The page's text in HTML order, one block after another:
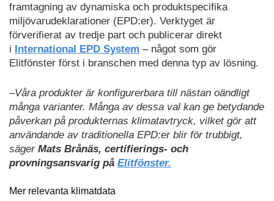
framtagning av dynamiska och produktspecifika
miljövarudeklarationer (EPD:er). Verktyget är
förverifierat av tredje part och publicerar direkt
i
International EPD System – något som gör
Elitfönster först i branschen med denna typ av lösning.
–Våra produkter är konfigurerbara till nästan oändligt
många varianter. Många av dessa val kan ge betydande
påverkan på produkternas klimatavtryck, vilket gör att
användande av traditionella EPD:er blir för trubbigt,
säger Mats Brånäs, certifierings- och
provningsansvarig på Elitfönster.
Mer relevanta klimatdata